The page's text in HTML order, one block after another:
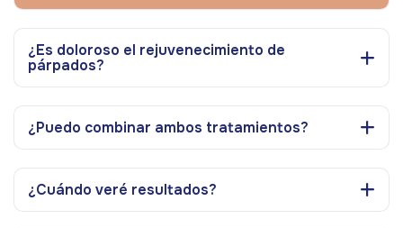
¿Es doloroso el rejuvenecimiento de
párpados?
¿Puedo combinar ambos tratamientos?
¿Cuándo veré resultados?